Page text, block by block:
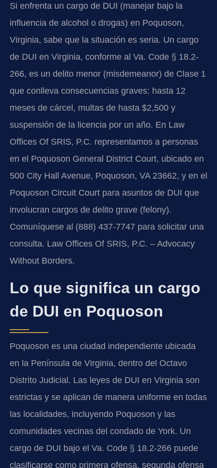
Si enfrenta un cargo de DUI (manejar bajo la
influencia de alcohol o drogas) en Poquoson,
Virginia, sabe que la situación es seria. Un cargo
de DUI en Virginia, conforme al Va. Code § 18.2-
266, es un delito menor (misdemeanor) de Clase 1
que conlleva consecuencias graves: hasta 12
meses de cárcel, multas de hasta $2,500 y
suspensión de la licencia por un año. En Law
Offices Of SRIS, P.C. representamos a personas
en el Poquoson General District Court, ubicado en
500 City Hall Avenue, Poquoson, VA 23662, y en el
Poquoson Circuit Court para asuntos de DUI que
involucran cargos de delito grave (felony).
Comuníquese al (888) 437-7747 para solicitar una
consulta. Law Offices Of SRIS, P.C. – Advocacy
Without Borders.
Lo que significa un cargo
de DUI en Poquoson
Poquoson es una ciudad independiente ubicada
en la Península de Virginia, dentro del Octavo
Distrito Judicial. Las leyes de DUI en Virginia son
estrictas y se aplican de manera uniforme en todas
las localidades, incluyendo Poquoson y las
comunidades vecinas del condado de York. Un
cargo de DUI bajo el Va. Code § 18.2-266 puede
clasificarse como primera ofensa, segunda ofensa